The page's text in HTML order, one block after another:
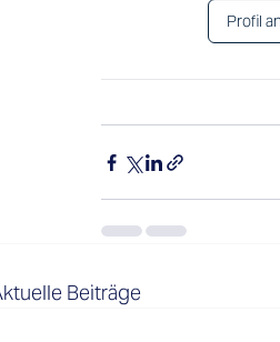
Profil
Beiträge